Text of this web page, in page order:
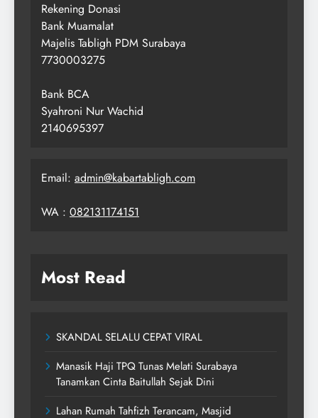
Rekening Donasi
Bank Muamalat
Majelis Tabligh PDM Surabaya
7730003275
Bank BCA
Syahroni Nur Wachid
2140695397
Email: admin@kabartabligh.com
WA : 082131174151
Most Read
SKANDAL SELALU CEPAT VIRAL
Manasik Haji TPQ Tunas Melati Surabaya
Tanamkan Cinta Baitullah Sejak Dini
Lahan Rumah Tahfizh Terancam, Masjid